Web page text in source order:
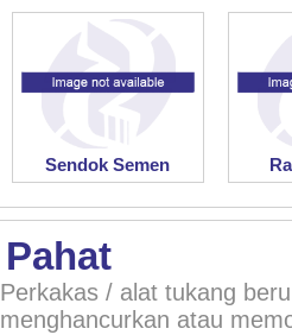
Sendok Semen
Pahat
Perkakas / alat tukang
menghancurkan atau